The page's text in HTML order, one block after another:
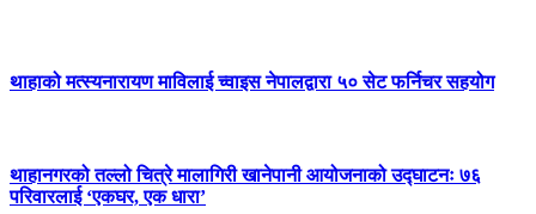
थाहाको मत्स्यनारायण माविलाई च्वाइस नेपालद्वारा ५० सेट फर्निचर सहयोग
थाहानगरको तल्लो चित्रे मालागिरी खानेपानी आयोजनाको उद्घाटनः ७६
परिवारलाई ‘एकघर, एक धारा’